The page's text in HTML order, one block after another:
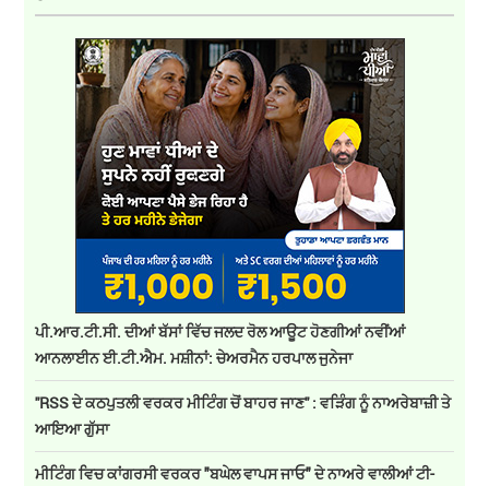
ਪੀ.ਆਰ.ਟੀ.ਸੀ. ਦੀਆਂ ਬੱਸਾਂ ਵਿੱਚ ਜਲਦ ਰੋਲ ਆਊਟ ਹੋਣਗੀਆਂ ਨਵੀਂਆਂ
ਆਨਲਾਈਨ ਈ.ਟੀ.ਐਮ. ਮਸ਼ੀਨਾਂ: ਚੇਅਰਮੈਨ ਹਰਪਾਲ ਜੁਨੇਜਾ
''RSS ਦੇ ਕਠਪੁਤਲੀ ਵਰਕਰ ਮੀਟਿੰਗ ਚੋਂ ਬਾਹਰ ਜਾਣ'' : ਵੜਿੰਗ ਨੂੰ ਨਾਅਰੇਬਾਜ਼ੀ ਤੇ
ਆਇਆ ਗੁੱਸਾ
ਮੀਟਿੰਗ ਵਿਚ ਕਾਂਗਰਸੀ ਵਰਕਰ "ਬਘੇਲ ਵਾਪਸ ਜਾਓ" ਦੇ ਨਾਅਰੇ ਵਾਲੀਆਂ ਟੀ-